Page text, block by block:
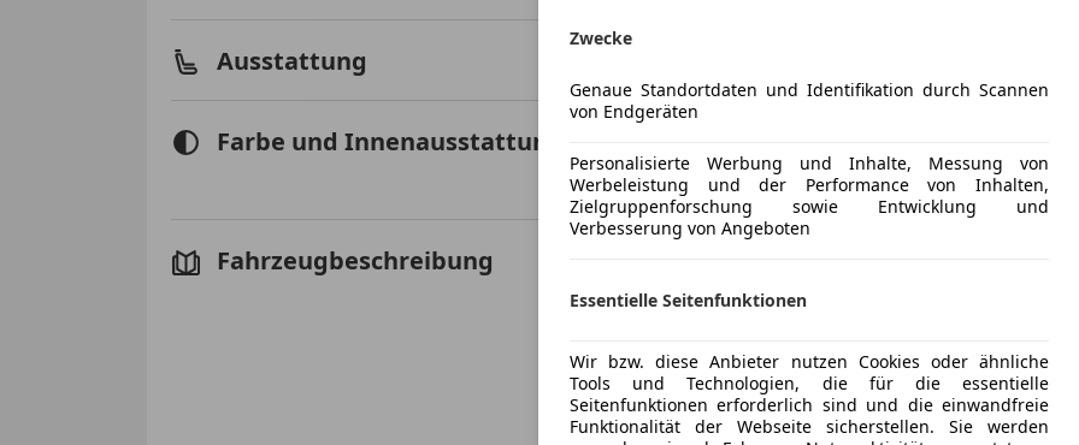
Ausstattung
Lichtsensor
Sicherheit
ABS
ESP
Kopfairbag
Farbe und Innenausstattung
Lackierung
Andere
Fahrzeugbeschreibung
VSSZZZKLZMR033589
Serienausstattungen:
*Außentemperaturanzeige
Zwecke
Genaue Standortdaten und Identifikation durch Scannen
von Endgeräten
Personalisierte Werbung und Inhalte, Messung von
Werbeleistung und der Performance von Inhalten,
Zielgruppenforschung sowie Entwicklung und
Verbesserung von Angeboten
Essentielle Seitenfunktionen
Wir bzw. diese Anbieter nutzen Cookies oder ähnliche
Tools und Technologien, die für die essentielle
Seitenfunktionen erforderlich sind und die einwandfreie
Funktionalität der Webseite sicherstellen. Sie werden